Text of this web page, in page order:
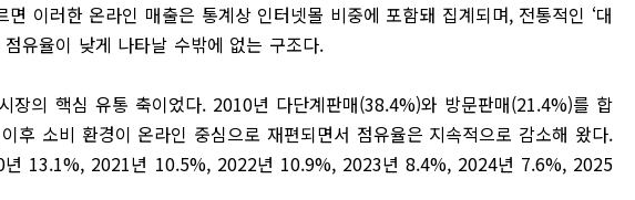
이러한 온라인 매출은 통계상 인터넷몰 비중에 포함돼 집계되며, 전통적인 ‘대
유율이 낮게 나타날 수밖에 없는 구조다.
장의 핵심 유통 축이었다. 2010년 다단계판매(38.4%)와 방문판매(21.4%)를 합
후 소비 환경이 온라인 중심으로 재편되면서 점유율은 지속적으로 감소해 왔다.
년 13.1%, 2021년 10.5%, 2022년 10.9%, 2023년 8.4%, 2024년 7.6%, 2025